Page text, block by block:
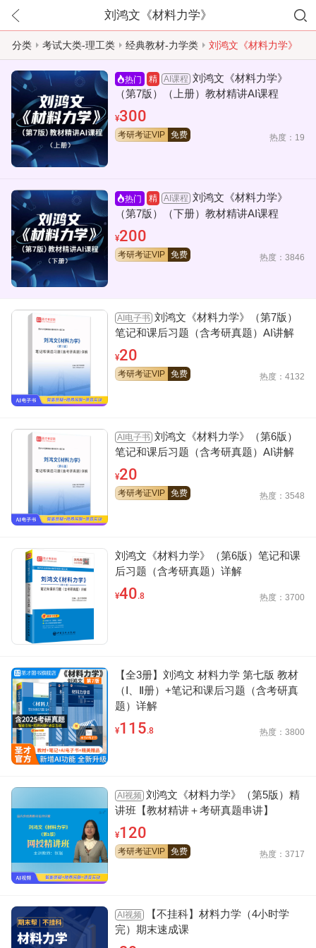
刘鸿文《材料力学》
分类 考试大类-理工类 经典教材-力学类 刘鸿文《材料力学》
热门 精 AI课程 刘鸿文《材料力学》
（第7版）（上册）教材精讲AI课程
¥300
考研考证VIP 免费 热度：19
热门 精 AI课程 刘鸿文《材料力学》
（第7版）（下册）教材精讲AI课程
¥200
考研考证VIP 免费 热度：3846
AI电子书 刘鸿文《材料力学》（第7版）
笔记和课后习题（含考研真题）AI讲解
¥20
考研考证VIP 免费 热度：4132
AI电子书 刘鸿文《材料力学》（第6版）
笔记和课后习题（含考研真题）AI讲解
¥20
考研考证VIP 免费 热度：3548
刘鸿文《材料力学》（第6版）笔记和课
后习题（含考研真题）详解
¥40.8 热度：3700
【全3册】刘鸿文 材料力学 第七版 教材
（Ⅰ、Ⅱ册）+笔记和课后习题（含考研真
题）详解
¥115.8 热度：3800
AI视频 刘鸿文《材料力学》（第5版）精
讲班【教材精讲＋考研真题串讲】
¥120
考研考证VIP 免费 热度：3717
AI视频
【不挂科】材料力学（4小时学
完）期末速成课